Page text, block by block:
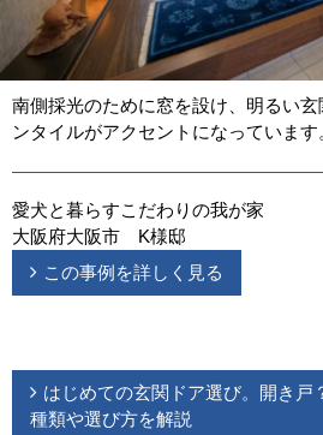
南側採光のために窓を設け、明るい
ンタイルがアクセントになっています
愛犬と暮らすこだわりの我が家
大阪府大阪市 K様邸
この事例を詳しく見る
はじめての玄関ドア選び。開き戸
種類や選び方を解説